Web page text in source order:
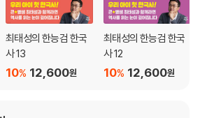
최태성의 한능검 한국
사 13
12,600원
10%
최태성의 한능검 한국
사 12
12,600원
10%